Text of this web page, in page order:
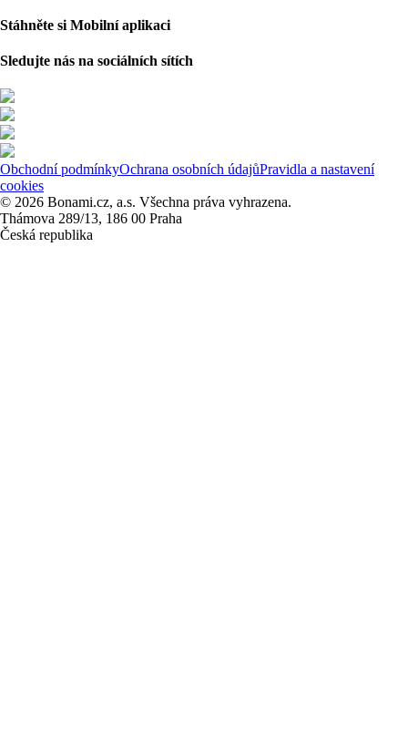
Stáhněte si Mobilní aplikaci
Sledujte nás na sociálních sítích
Obchodní podmínkyOchrana osobních údajůPravidla a nastavení
cookies
© 2026 Bonami.cz, a.s. Všechna práva vyhrazena.
Thámova 289/13, 186 00 Praha
Česká republika